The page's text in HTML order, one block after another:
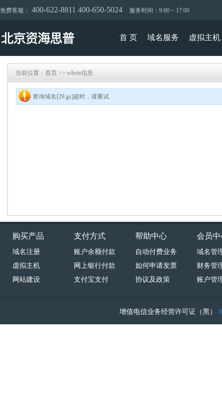
免费客服： 400-622-8811 400-650-5024 服务时间：9:00 ~ 17:00
首 页 域名服务 虚拟主机
当前位置： 首页 >> whois信息
查询域名[29.gs]超时，请重试
购买产品
域名注册
虚拟主机
网站建设
支付方式
账户余额付款
网上银行付款
支付宝支付
帮助中心
自动付费业务
如何申请发票
协议及政策
会员中
域名管
财务管
账户管
增值电信业务经营许可证（黑）